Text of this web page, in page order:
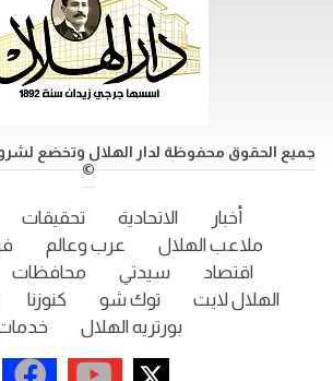
جميع الحقوق محفوظة لدار الهلال وتخضع
©
أخبار الاتحادية تحقيقات
ملاعب الهلال
عرب وعالم
اقتصاد
سيدتي محافظات
الهلال لايت
توك شو كنوزنا
بورتريه الهلال